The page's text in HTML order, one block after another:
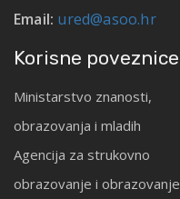
Email: ured@asoo.hr
Korisne poveznice
Ministarstvo znanosti,
obrazovanja i mladih
Agencija za strukovno
obrazovanje i obrazovanje